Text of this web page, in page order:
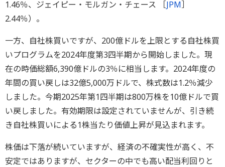
1.46％、ジェイピー・モルガン・チェース ［JPM］
2.44％）。
一方、自社株買いですが、200億ドルを上限とする自社株買
いプログラムを2024年度第3四半期から開始しました。現
在の時価総額6,390億ドルの3％に相当します。2024年度の
年間の買い戻しは32億5,000万ドルで、株式数は1.2％減少
しました。今期2025年第1四半期は800万株を10億ドルで買
い戻しました。有効期限は設定されていませんが、引き続
き自社株買いによる1株当たり価値上昇が見込まれます。
株価は下落が続いていますが、経済の不確実性が高く、不
安定ではありますが、セクターの中でも高い配当利回りと